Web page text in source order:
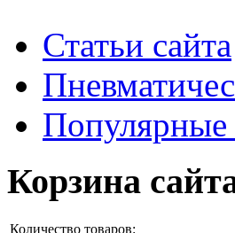
Статьи сайта
Корзина
Количество товаров: